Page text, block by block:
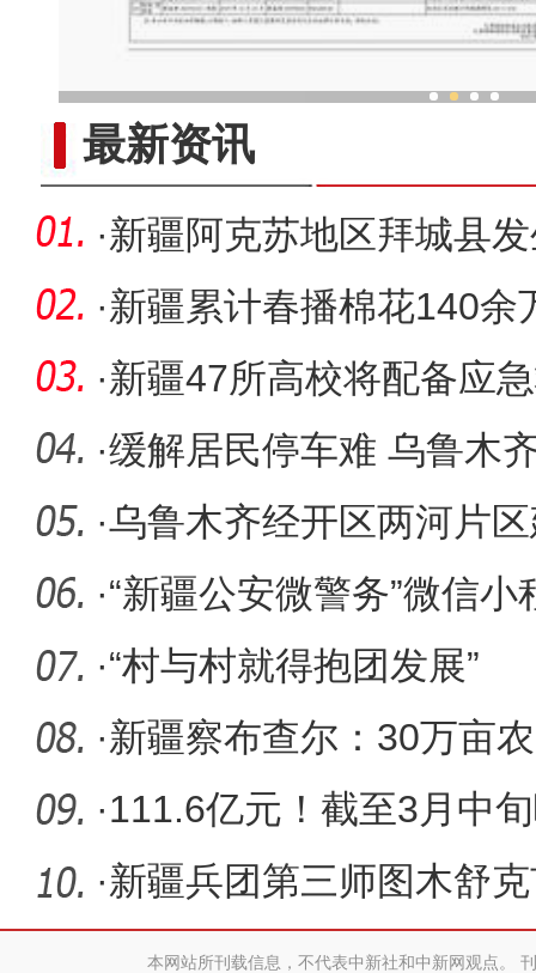
最新资讯
·新疆阿克苏地区拜城县
度15千
·新疆累计春播棉花140余
·新疆47所高校将配备应
·缓解居民停车难 乌鲁木
区“挤”出
·乌鲁木齐经开区两河片
底交付使
·“新疆公安微警务”微信
利企网
·“村与村就得抱团发展”
·新疆察布查尔：30万亩
准“良田”
·111.6亿元！截至3月中
值新疆排
·新疆兵团第三师图木舒
本网站所刊载信息，不代表中新社和中新网观点。